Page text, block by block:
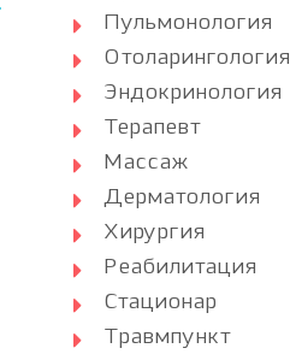
Пульмонология
Отоларингология
Эндокринология
Терапевт
Массаж
Дерматология
Хирургия
Реабилитация
Стационар
Травмпункт